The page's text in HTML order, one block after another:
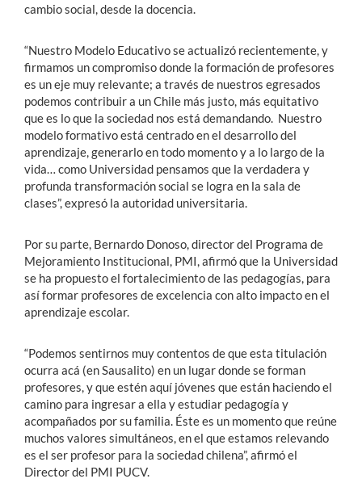
cambio social, desde la docencia.
“Nuestro Modelo Educativo se actualizó recientemente, y
firmamos un compromiso donde la formación de profesores
es un eje muy relevante; a través de nuestros egresados
podemos contribuir a un Chile más justo, más equitativo
que es lo que la sociedad nos está demandando. Nuestro
modelo formativo está centrado en el desarrollo del
aprendizaje, generarlo en todo momento y a lo largo de la
vida… como Universidad pensamos que la verdadera y
profunda transformación social se logra en la sala de
clases”, expresó la autoridad universitaria.
Por su parte, Bernardo Donoso, director del Programa de
Mejoramiento Institucional, PMI, afirmó que la Universidad
se ha propuesto el fortalecimiento de las pedagogías, para
así formar profesores de excelencia con alto impacto en el
aprendizaje escolar.
“Podemos sentirnos muy contentos de que esta titulación
ocurra acá (en Sausalito) en un lugar donde se forman
profesores, y que estén aquí jóvenes que están haciendo el
camino para ingresar a ella y estudiar pedagogía y
acompañados por su familia. Éste es un momento que reúne
muchos valores simultáneos, en el que estamos relevando
es el ser profesor para la sociedad chilena”, afirmó el
Director del PMI PUCV.